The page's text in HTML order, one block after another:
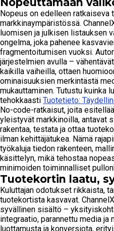
Nopeus on edelleen
markkinaympäristössä.
luomisen ja julkisen listauksen
ongelma, joka pahenee
fragmentoitumisen vuoksi.
järjestelmien avulla –
kaikilla vaiheilla, ottaen
ominaisuuksien merkintästä
mukauttaminen. Tutustu kuinka
tehokkaasti Tuotetieto:
No-code-ratkaisut, joita
yleistyvät markkinoilla, antavat
rakentaa, testata ja ottaa
ilman kehittäjätukea. Nämä
työkaluja tiedon rakenteen,
käsittelyn, mikä tehostaa
minimoiden toiminnalliset
Tuotekortin laatu,
Kuluttajan odotukset rikkaista,
tuotekortista kasvavat.
syvällinen sisältö –
integraatio, parannettu media
luottamusta ja konversiota,